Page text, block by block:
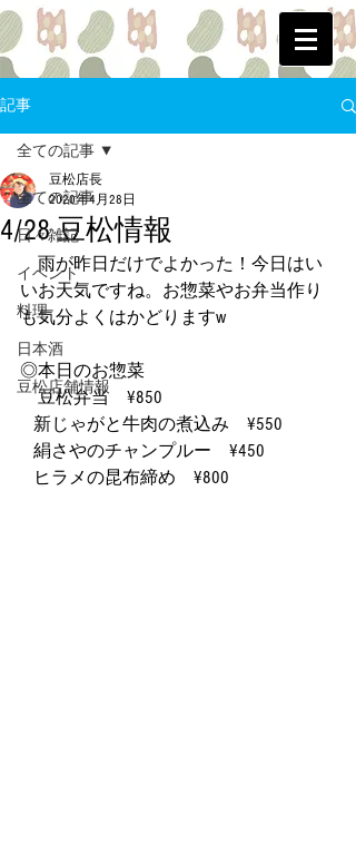
記事
全ての記事
日々雑記
イベント
料理
日本酒
豆松店舗情報
全ての記事
4/28 豆松情報
豆松店長
2020年4月28日
雨が昨日だけでよかった！今日はい
いお天気ですね。お惣菜やお弁当作り
も気分よくはかどりますw
◎本日のお惣菜
豆松弁当　¥850
   新じゃがと牛肉の煮込み　¥550
   絹さやのチャンプルー　¥450
   ヒラメの昆布締め　¥800